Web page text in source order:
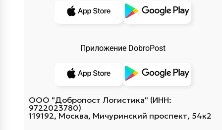
Приложение DobroPost
ООО "Добропост Логистика" (ИНН:
9722023780)
119192, Москва, Мичуринский проспект, 54к2